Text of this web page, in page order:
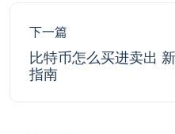
下一篇
比特币怎么买进卖出
指南